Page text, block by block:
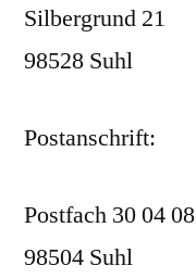
Silbergrund 21
98528 Suhl
Postanschrift:
Postfach 30 04 08
98504 Suhl